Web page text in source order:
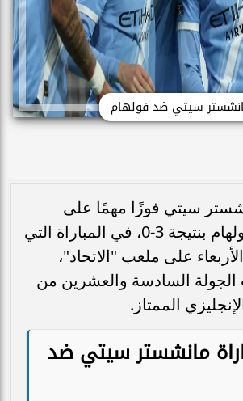
سيتي ضد فولهام
سيتي فوزًا مهمًا على
حساب ضيفه فولهام بنتيجة 3-0، في المباراة التي
على ملعب "الاتحاد"،
السادسة والعشرين من
الممتاز.
مانشستر سيتي ضد